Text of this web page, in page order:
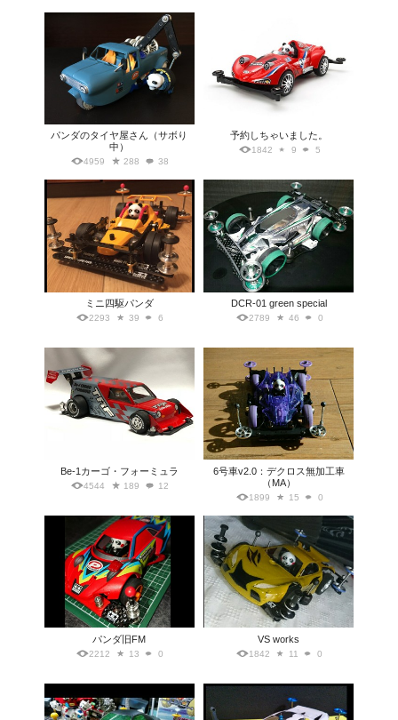
パンダのタイヤ屋さん（サボり
中）
4959 288 38
予約しちゃいました。
1842 9 5
ミニ四駆パンダ
2293 39 6
DCR-01 green special
2789 46 0
Be-1カーゴ・フォーミュラ
4544 189 12
6号車v2.0：デクロス無加工車
（MA）
1899 15 0
パンダ旧FM
2212 13 0
VS works
1842 11 0